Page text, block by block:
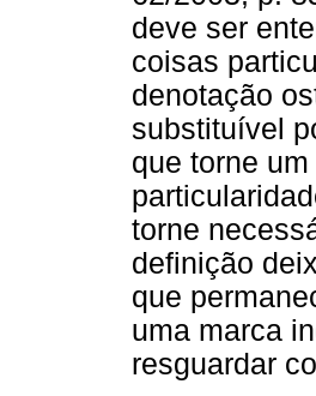
deve ser
coisas
denotação
substituível
que torne
torne
definição
que
uma marca
resguardar